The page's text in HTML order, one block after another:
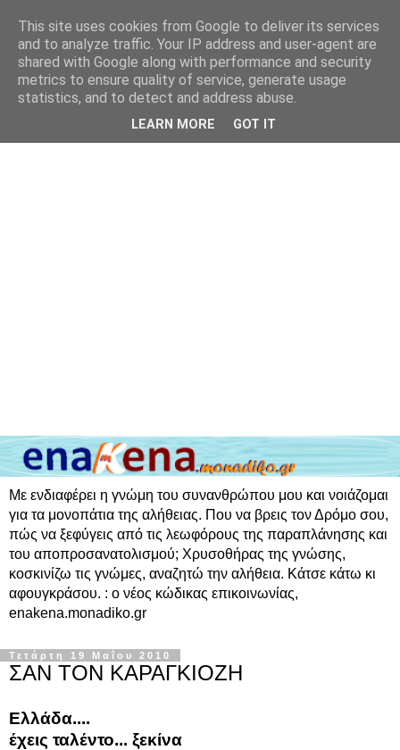
Με ενδιαφέρει η γνώμη του συνανθρώπου μου και νοιάζομαι
για τα μονοπάτια της αλήθειας. Που να βρεις τον Δρόμο σου,
πώς να ξεφύγεις από τις λεωφόρους της παραπλάνησης και
του αποπροσανατολισμού; Χρυσοθήρας της γνώσης,
κοσκινίζω τις γνώμες, αναζητώ την αλήθεια. Κάτσε κάτω κι
αφουγκράσου. : ο νέος κώδικας επικοινωνίας,
enakena.monadiko.gr
Τετάρτη 19 Μαΐου 2010
ΣΑΝ ΤΟΝ ΚΑΡΑΓΚΙΟΖΗ
Ελλάδα....
έχεις ταλέντο... ξεκίνα
This site uses cookies from Google to deliver its services
and to analyze traffic. Your IP address and user-agent are
shared with Google along with performance and security
metrics to ensure quality of service, generate usage
statistics, and to detect and address abuse.
LEARN MORE GOT IT